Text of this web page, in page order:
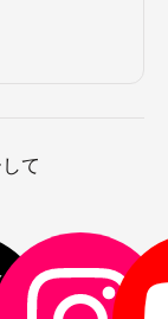
て